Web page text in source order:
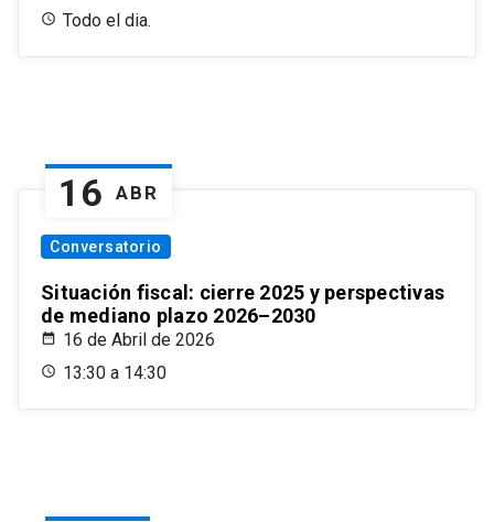
Todo el dia.
16 ABR
Conversatorio
Situación fiscal: cierre 2025 y perspectivas
de mediano plazo 2026–2030
16 de Abril de 2026
13:30 a 14:30